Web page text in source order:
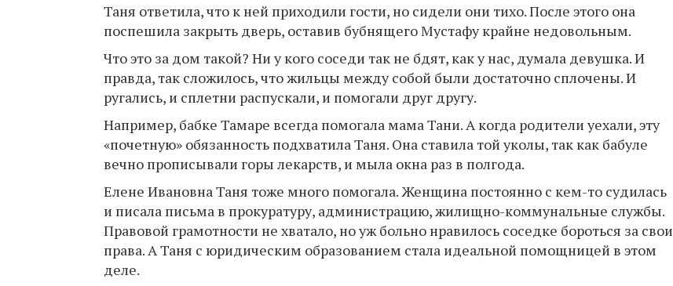
Таня ответила, что к ней приходили гости, но сидели они тихо. После этого она
поспешила закрыть дверь, оставив бубнящего Мустафу крайне недовольным.
Что это за дом такой? Ни у кого соседи так не бдят, как у нас, думала девушка. И
правда, так сложилось, что жильцы между собой были достаточно сплочены. И
ругались, и сплетни распускали, и помогали друг другу.
Например, бабке Тамаре всегда помогала мама Тани. А когда родители уехали, эту
«почетную» обязанность подхватила Таня. Она ставила той уколы, так как бабуле
вечно прописывали горы лекарств, и мыла окна раз в полгода.
Елене Ивановна Таня тоже много помогала. Женщина постоянно с кем-то судилась
и писала письма в прокуратуру, администрацию, жилищно-коммунальные службы.
Правовой грамотности не хватало, но уж больно нравилось соседке бороться за свои
права. А Таня с юридическим образованием стала идеальной помощницей в этом
деле.